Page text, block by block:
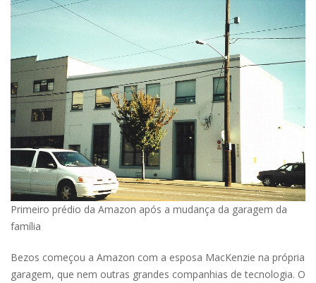
Primeiro prédio da Amazon após a mudança da garagem da
família
Bezos começou a Amazon com a esposa MacKenzie na própria
garagem, que nem outras grandes companhias de tecnologia. O